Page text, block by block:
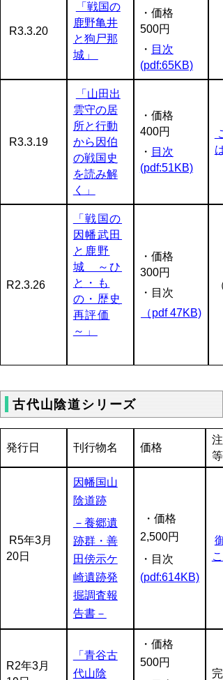
R3.3.20
「戦国の
鹿野亀井
と狗尸那
城」
・価格
500円
・ 目次
(pdf:65KB)
R3.3.19
「山田出
雲守の居
所と行動
から因伯
の戦国史
を読み解
く」
・価格
400円
・ 目次
(pdf:51KB)
R2.3.26
「戦国の
因幡武田
と鹿野
城 ～ひ
と・も
の・歴史
再評価
～」
・価格
300円
・目次
（pdf 47KB)
古代山陰道シリーズ
発行日 刊行物名 価格
等
R5年3月
20日
因幡国山
陰道跡
－養郷遺
跡群・善
田傍示ケ
崎遺跡発
掘調査報
告書－
・価格
2,500円
・目次
(pdf:614KB)
R2年3月
「青谷古
代山陰
・価格
500円
完